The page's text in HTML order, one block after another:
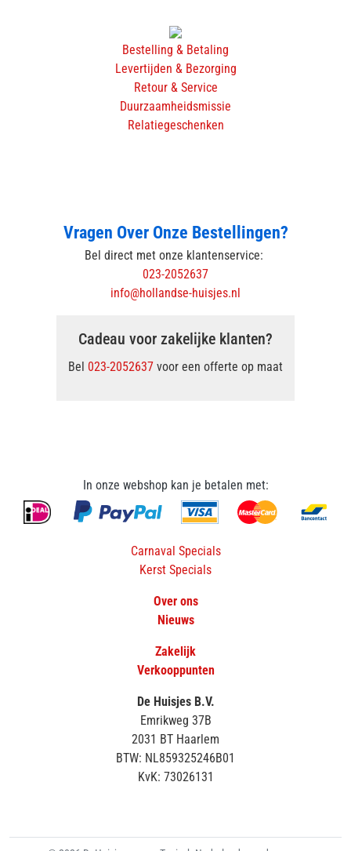
Bestelling & Betaling
Levertijden & Bezorging
Retour & Service
Duurzaamheidsmissie
Relatiegeschenken
Vragen Over Onze Bestellingen?
Bel direct met onze klantenservice:
023-2052637
info@hollandse-huisjes.nl
Cadeau voor zakelijke klanten?
Bel 023-2052637 voor een offerte op maat
In onze webshop kan je betalen met:
Carnaval Specials
Kerst Specials
Over ons
Nieuws
Zakelijk
Verkooppunten
De Huisjes B.V.
Emrikweg 37B
2031 BT Haarlem
BTW: NL859325246B01
KvK: 73026131